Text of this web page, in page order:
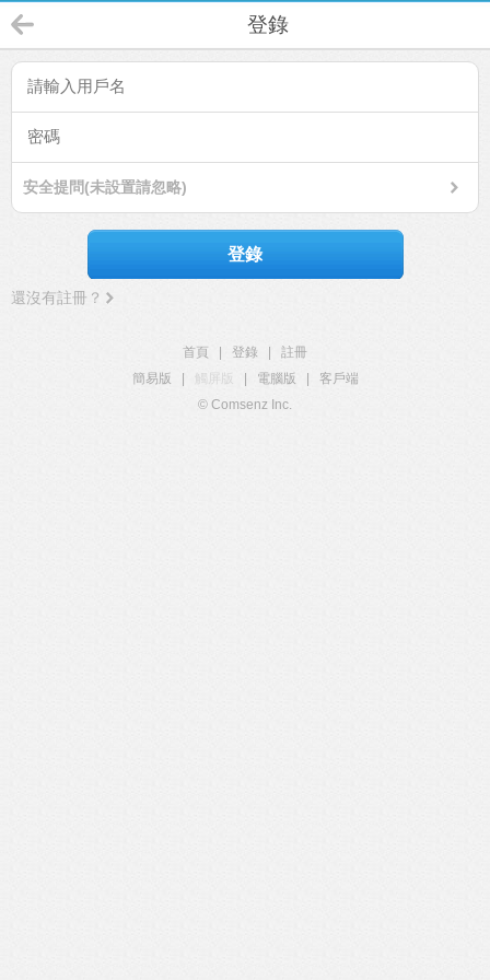
登錄
安全提問(未設置請忽略)
登錄
還沒有註冊？
首頁 登錄
註冊
簡易版
觸屏版 電腦版
客戶端
© Comsenz Inc.